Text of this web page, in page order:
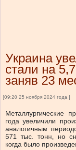
Украина
стали на
заняв 23
[09:20 25 ноября 2024 года ]
Металлургические
года увеличили
аналогичным
571 тыс. тонн, но
когда было